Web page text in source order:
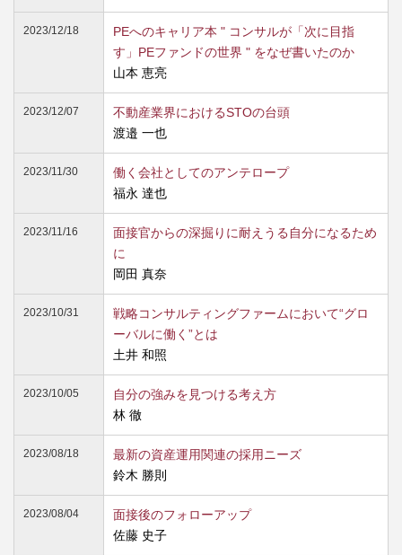
2023/12/18
PEへのキャリア本 " コンサルが「次に目指
す」PEファンドの世界 " をなぜ書いたのか
山本 恵亮
2023/12/07
不動産業界におけるSTOの台頭
渡邉 一也
2023/11/30
働く会社としてのアンテロープ
福永 達也
2023/11/16
面接官からの深掘りに耐えうる自分になるため
に
岡田 真奈
2023/10/31
戦略コンサルティングファームにおいて“グロ
ーバルに働く”とは
土井 和照
2023/10/05
自分の強みを見つける考え方
林 徹
2023/08/18
最新の資産運用関連の採用ニーズ
鈴木 勝則
2023/08/04
面接後のフォローアップ
佐藤 史子